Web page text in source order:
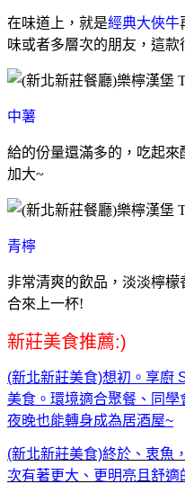
在味道上，就是經典大俠牛
味或者多層次的朋友，這款
中薯
給的份量還滿多的，吃起
加大~
青檸
非常清爽的飲品，淡淡檸
合來上一杯!
新莊美食推薦:)
(新北新莊美食)想初。享廚
美食。環境適合聚餐、同學
夜晚也能轉身成為居酒屋~
(新北新莊美食)終於、衷魚
次有著更大、更明亮且舒